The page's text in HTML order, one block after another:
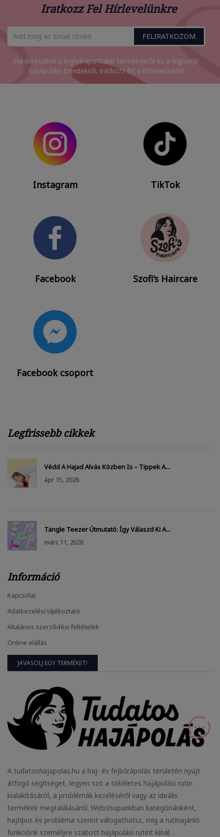
Iratkozz Fel Hírlevelünkre
FELIRATKOZOM
Ha értesülnél a legfelkapottabb termékekről és a legújabb
hajápolási trendekről, iratkozz fel a hírlevelünkre!
Instagram TikTok
Facebook Szofi’s Haircare
Facebook csoport
A tudatoshajapolas.hu a haj- és fejbőrápolás területén nyújt
átfogó segítséget, legyen szó a tökéletes hajápolási rutin
kialakításáról, a problémák kezeléséről vagy az ideális
termékek megtalálásáról. Webshopunkban kategóriánként,
hajtípus és probléma szerint válogathatsz, míg a rutinajánló
funkciónk személyre szabott hajápolási rutint kínál.
Legfrissebb cikkek
Védd A Hajad Alvás Közben Is – Tippek A...
ápr 15, 2026
Tangle Teezer Útmutató: Így Válaszd Ki A...
márc 11, 2026
Információ
Kapcsolat
Adatkezelési tájékoztató
Általános szerződési feltételek
Online elállás
JAVASOLJ EGY TERMÉKET!